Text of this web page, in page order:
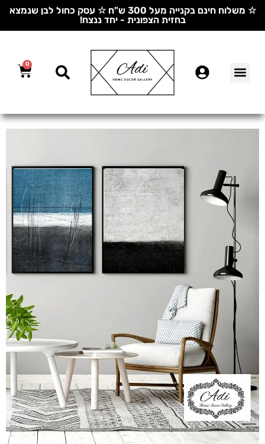
☆ משלוח חינם בקנייה מעל 300 ש"ח ☆ עסק כחול לבן שנמצא
בחזית הצפונית - יחד ננצח!
0